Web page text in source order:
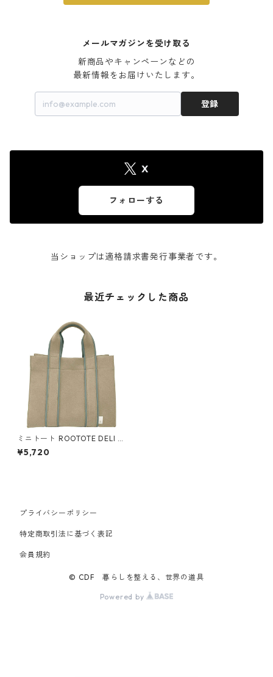
メールマガジンを受け取る
新商品やキャンペーンなどの
最新情報をお届けいたします。
登録
X
フォローする
当ショップは適格請求書発行事業者です。
最近チェックした商品
ミニトート ROOTOTE DELI 13
74 ルートート SN.デリ.コージ
ー ペールグレー
¥5,720
プライバシーポリシー
特定商取引法に基づく表記
会員規約
© CDF 暮らしを整える、世界の道具
Powered by